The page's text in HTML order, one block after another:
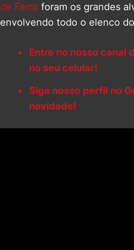
de Ferro foram os grandes
envolvendo todo o elenco
Entre no nosso canal
no seu celular!
Siga nosso perfil no
novidade!